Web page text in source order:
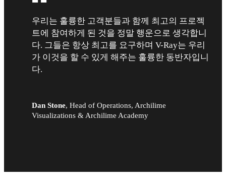
우리는 훌륭한 고객분들과 함께 최고의 프로젝
트에 참여하게 된 것을 정말 행운으로 생각합니
다. 그들은 항상 최고를 요구하며 V-Ray는 우리
가 이것을 할 수 있게 해주는 훌륭한 동반자입니
다.
Dan Stone, Head of Operations, Archilime
Visualizations & Archilime Academy